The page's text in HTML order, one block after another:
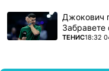
Джокович
Забравете
ПОВЕЧЕ ОТ
ТЕНИС18:32